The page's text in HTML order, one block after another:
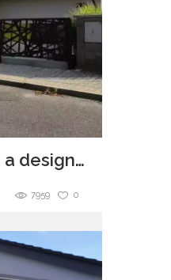
Domek se zahrádkou a designovým plotem
0
7959